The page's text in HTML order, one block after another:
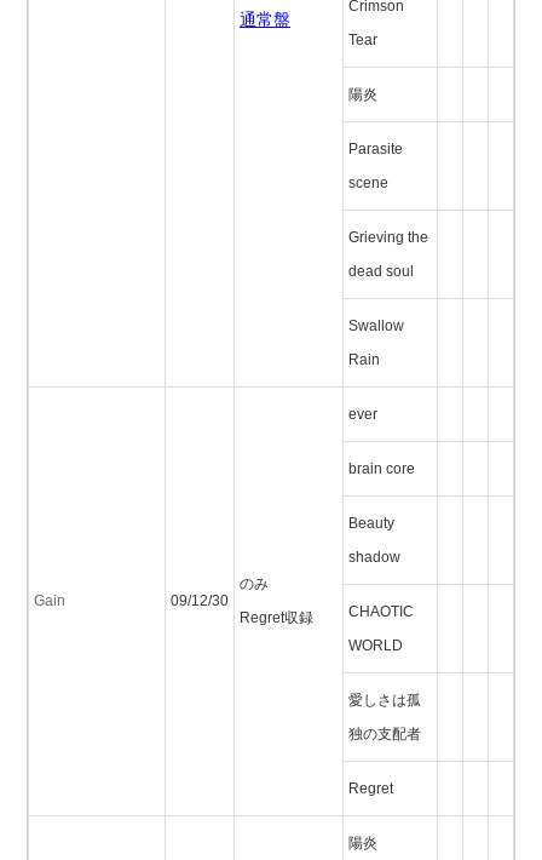
通常盤
Crimson
Tear
陽炎
Parasite
scene
Grieving the
dead soul
Swallow
Rain
Gain 09/12/30
のみ
Regret収録
ever
brain core
Beauty
shadow
CHAOTIC
WORLD
愛しさは孤
独の支配者
Regret
陽炎